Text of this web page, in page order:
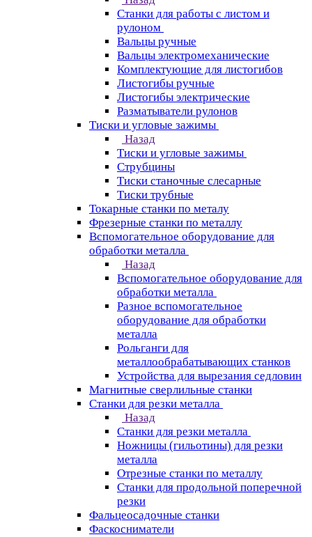
Станки для работы с листом и
рулоном
Вальцы ручные
Вальцы электромеханические
Комплектующие для листогибов
Листогибы ручные
Листогибы электрические
Разматыватели рулонов
Тиски и угловые зажимы
Назад
Тиски и угловые зажимы
Струбцины
Тиски станочные слесарные
Тиски трубные
Токарные станки по металу
Фрезерные станки по металлу
Вспомогательное оборудование для
обработки металла
Назад
Вспомогательное оборудование для
обработки металла
Разное вспомогательное
оборудование для обработки
металла
Рольганги для
металлообрабатывающих станков
Устройства для вырезания седловин
Магнитные сверлильные станки
Станки для резки металла
Назад
Станки для резки металла
Ножницы (гильотины) для резки
металла
Отрезные станки по металлу
Станки для продольной поперечной
резки
Фальцеосадочные станки
Фаскосниматели